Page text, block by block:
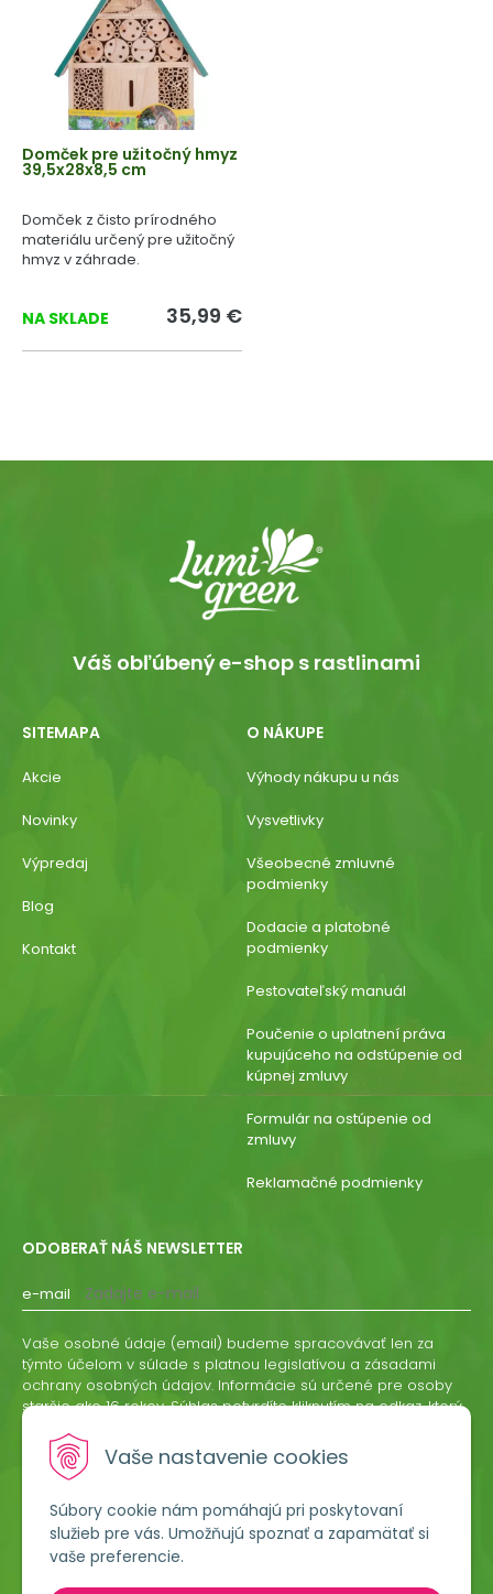
Vaše nastavenie cookies
Súbory cookie nám pomáhajú pri poskytovaní
služieb pre vás. Umožňujú spoznať a zapamätať si
vaše preferencie.
Domček pre užitočný hmyz
39,5x28x8,5 cm
Domček z čisto prírodného
materiálu určený pre užitočný
hmyz v záhrade.
NA SKLADE 35,99 €
Váš obľúbený e-shop s rastlinami
SITEMAPA
Akcie
Novinky
Výpredaj
Blog
Kontakt
O NÁKUPE
Výhody nákupu u nás
Vysvetlivky
Všeobecné zmluvné
podmienky
Dodacie a platobné
podmienky
Pestovateľský manuál
Poučenie o uplatnení práva
kupujúceho na odstúpenie od
kúpnej zmluvy
Formulár na ostúpenie od
zmluvy
Reklamačné podmienky
ODOBERAŤ NÁŠ NEWSLETTER
e-mail
ODOBERAŤ
Vaše osobné údaje (email) budeme spracovávať len za
týmto účelom v súlade s platnou legislatívou a zásadami
ochrany osobných údajov. Informácie sú určené pre osoby
staršie ako 16 rokov. Súhlas potvrdíte kliknutím na odkaz, ktorý
odvolať písomne, emailom alebo kliknutím na odkaz z
ktoréhokoľvek informačného emailu.